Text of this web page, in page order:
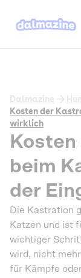
Dalmazine
Kosten der
wirklich
beim
der
Die Kastration
Katzen und ist
wichtiger
wird, nicht
für Kämpfe